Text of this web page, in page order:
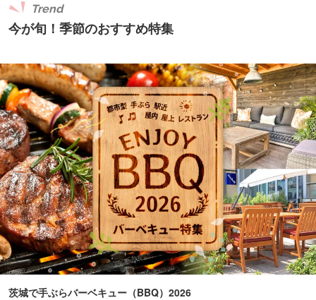
今が旬！季節のおすすめ特集
Trend
茨城で手ぶらバーベキュー（BBQ）2026